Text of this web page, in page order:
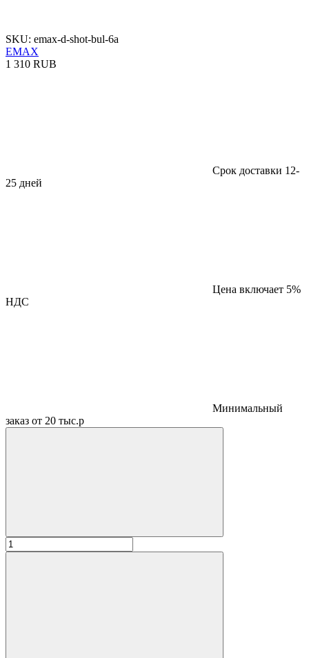
SKU: emax-d-shot-bul-6a
EMAX
1 310 RUB
Срок доставки 12-
25 дней
Цена включает 5%
НДС
Минимальный
заказ от 20 тыс.р